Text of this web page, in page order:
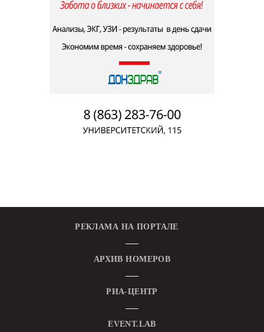
РЕКЛАМА НА ПОРТАЛЕ
АРХИВ НОМЕРОВ
РИА-ЦЕНТР
EVENT.LAB